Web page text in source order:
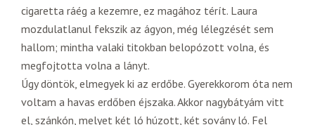
cigaretta ráég a kezemre, ez magához térít. Laura
mozdulatlanul fekszik az ágyon, még lélegzését sem
hallom; mintha valaki titokban belopózott volna, és
megfojtotta volna a lányt.
Úgy döntök, elmegyek ki az erdőbe. Gyerekkorom óta nem
voltam a havas erdőben éjszaka. Akkor nagybátyám vitt
el, szánkón, melyet két ló húzott, két sovány ló. Fel